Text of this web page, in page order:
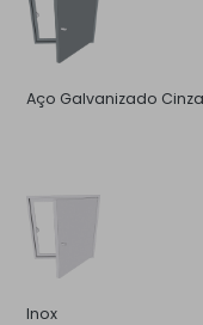
Aço Galvanizado
Inox